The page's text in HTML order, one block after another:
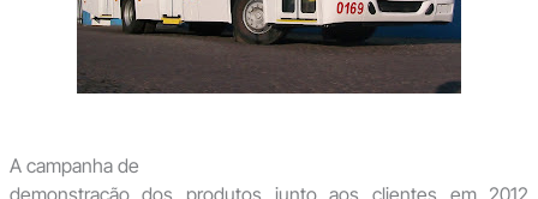
A campanha de